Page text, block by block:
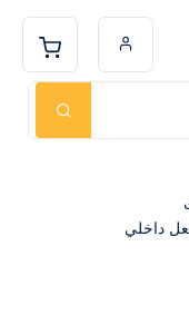
داخلي